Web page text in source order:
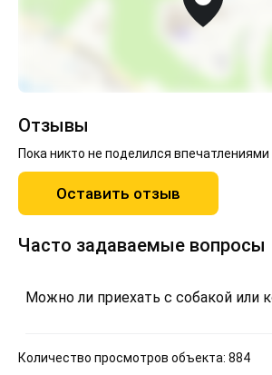
Отзывы
Пока никто не поделился
Оставить отзыв
Часто задаваемые вопросы
Можно ли приехать с собакой или
Количество просмотров объекта: 884